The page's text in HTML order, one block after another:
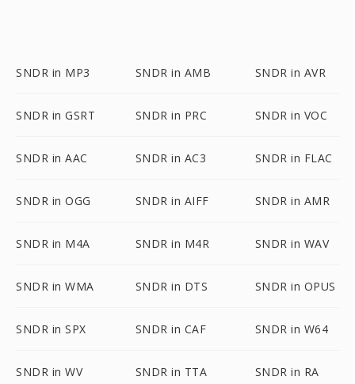
SNDR in MP3 SNDR in AMB SNDR in AVR
SNDR in GSRT SNDR in PRC SNDR in VOC
SNDR in AAC SNDR in AC3 SNDR in FLAC
SNDR in OGG SNDR in AIFF SNDR in AMR
SNDR in M4A SNDR in M4R SNDR in WAV
SNDR in WMA SNDR in DTS SNDR in OPUS
SNDR in SPX SNDR in CAF SNDR in W64
SNDR in WV SNDR in TTA SNDR in RA